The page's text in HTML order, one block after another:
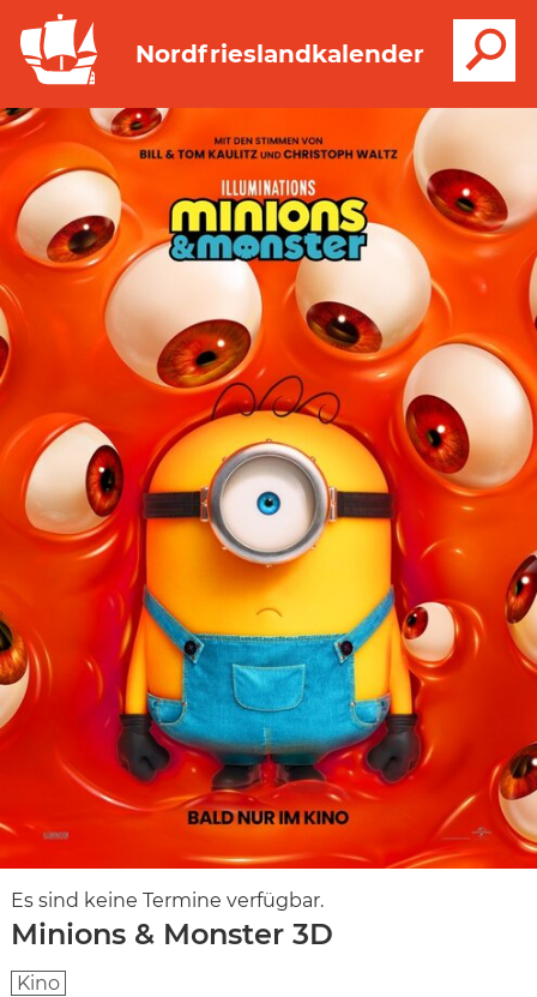
Nordfrieslandkalender
Es sind keine Termine verfügbar.
Minions & Monster 3D
Kino